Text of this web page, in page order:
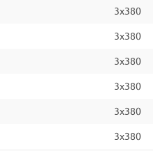
3x380
3x380
3x380
3x380
3x380
3x380